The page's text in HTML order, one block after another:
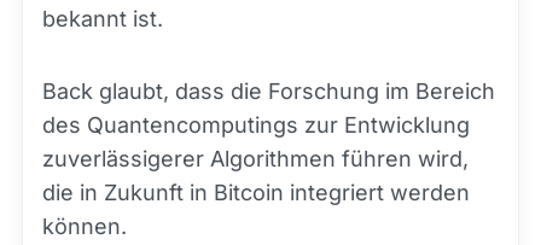
bekannt ist.
Back glaubt, dass die Forschung im Bereich
des Quantencomputings zur Entwicklung
zuverlässigerer Algorithmen führen wird,
die in Zukunft in Bitcoin integriert werden
können.